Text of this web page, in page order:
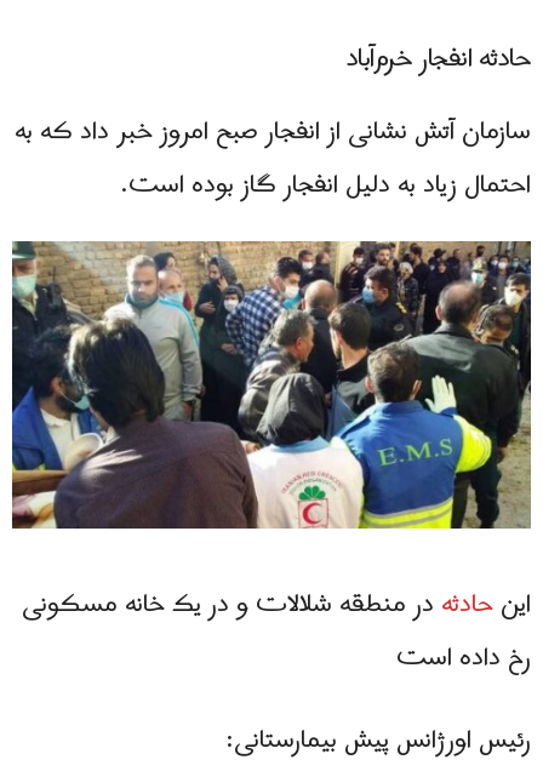
حادثه انفجار خرم‌آباد
سازمان آتش نشانی از انفجار صبح امروز خبر داد که به
احتمال زیاد به دلیل انفجار گاز بوده است.
اینحادثهدر منطقه شلالات و در یک خانه مسکونی
رخ داده است
رئیس اورژانس پیش بیمارستانی: